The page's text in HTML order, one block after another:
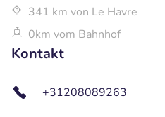
341 km von Le Havre
0km vom Bahnhof
Kontakt
+31208089263